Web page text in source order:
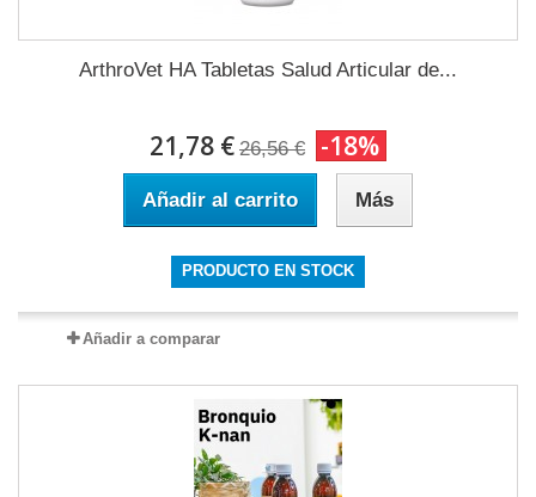
ArthroVet HA Tabletas Salud Articular de...
21,78 € 26,56 € -18%
Añadir al carrito Más
PRODUCTO EN STOCK
Añadir a comparar